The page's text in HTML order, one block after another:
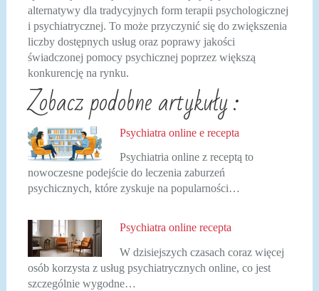
alternatywy dla tradycyjnych form terapii psychologicznej
i psychiatrycznej. To może przyczynić się do zwiększenia
liczby dostępnych usług oraz poprawy jakości
świadczonej pomocy psychicznej poprzez większą
konkurencję na rynku.
Zobacz podobne artykuły :
Psychiatra online e recepta
Psychiatria online z receptą to
nowoczesne podejście do leczenia zaburzeń
psychicznych, które zyskuje na popularności…
Psychiatra online recepta
W dzisiejszych czasach coraz więcej
osób korzysta z usług psychiatrycznych online, co jest
szczególnie wygodne…